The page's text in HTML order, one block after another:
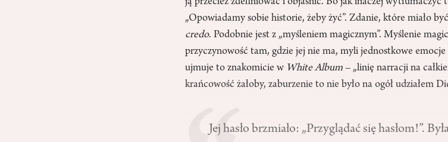
„Opowiadamy sobie historie, żeby żyć”. Zdanie, które miało
credo. Podobnie jest z „myśleniem magicznym”. Myślenie
przyczynowość tam, gdzie jej nie ma, myli jednostkowe
ujmuje to znakomicie w White Album – „linię narracji na
krańcowość żałoby, zaburzenie to nie było na ogół udziałem
Jej hasło brzmiało: „Przyglądać się hasłom!”.